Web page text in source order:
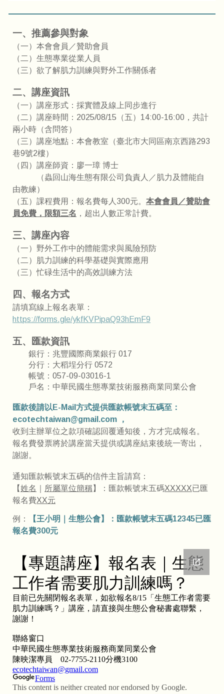
一、推薦參與對象
（一）本會會員／贊助會員
（二）生態專業從業人員
（三）欲了解肌力訓練與野外工作關係者
二、講座資訊
（一）講座形式：採實體及線上同步進行
（二）講座時間：2025/08/15 （五）14:00-16:00，共計
兩小時（含問答）
（三）講座地點：本會教室（臺北市大同區南京西路293
巷9號2樓）
（四）講座師資：廖一璋 博士
（蟲回山海生態有限公司負責人／肌力及體能自
由教練）
（五）課程費用：報名費每人300元。本會會員／贊助會
員免費，限額三名 ，超出人數正常計費。
三、講座內容
（一） 野外工作中的體能需求與風險預防
（二）
肌力訓練的科學基礎與實際應用
（三）忙碌生活中的高效訓練方法
四、報名方式
請填寫線上報名表單：
https://forms.gle/ykfKVPipaQ93hEmF9
五、匯款資訊
銀行：兆豐國際商業銀行 017
分行：大稻埕分行 0572
帳號：057-09-03016-1
戶名：中華民國生態專業技術服務商業同業公會
匯款後請以E-Mail方式提供匯款帳號末五碼至：
ecotechtaiwan@gmail.com ，
收到主辦單位之款項確認回覆通知後，方才完成報名。
報名費發票將於講座當天提供或講座結束後統一寄出，
謝謝。
通知匯款帳號末五碼的信件主旨請寫：
【姓名 所屬單位簡稱】：匯款帳號末五碼XXXXX已匯
報名費XX元
例：
【王小明｜生態公會】：匯款帳號末五碼12345已匯
報名費300元